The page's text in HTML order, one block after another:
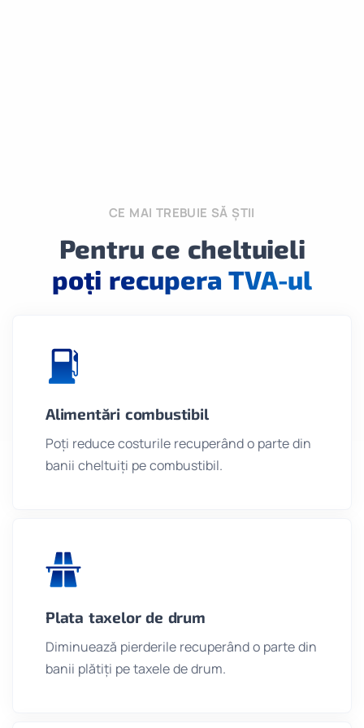
CE MAI TREBUIE SĂ ȘTII
Pentru ce cheltuieli
poți recupera TVA-ul
Alimentări combustibil
Poți reduce costurile recuperând o parte din
banii cheltuiți pe combustibil.
Plata taxelor de drum
Diminuează pierderile recuperând o parte din
banii plătiți pe taxele de drum.